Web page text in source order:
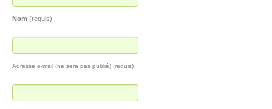
Nom (requis)
Adresse e-mail (ne sera pas publié) (requis)